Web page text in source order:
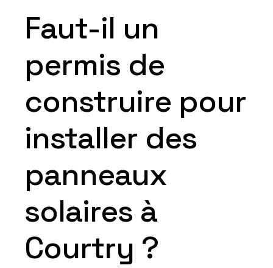
Faut-il un
permis de
construire pour
installer des
panneaux
solaires à
Courtry ?